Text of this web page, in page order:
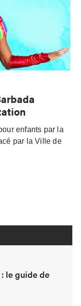
enfants par la
par la Ville de
le guide de